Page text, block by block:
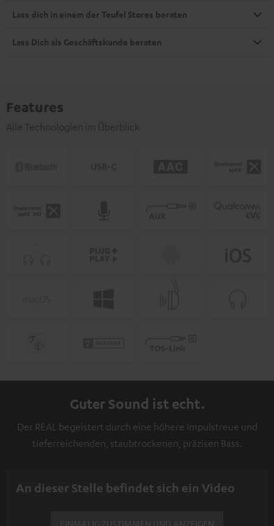
Lass dich in einem der Teufel Stores beraten
Lass Dich als Geschäftskunde beraten
Features
Alle Technologien im Überblick
Guter Sound ist echt.
Der REAL begeistert durch eine höhere Impulstreue und
tieferreichenden, staubtrockenen, präzisen Bass.
An dieser Stelle befindet sich ein Video